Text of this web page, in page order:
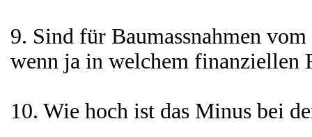
9. Sind für Baumassnahmen
wenn ja in welchem finanziellen
10. Wie hoch ist das Minus bei